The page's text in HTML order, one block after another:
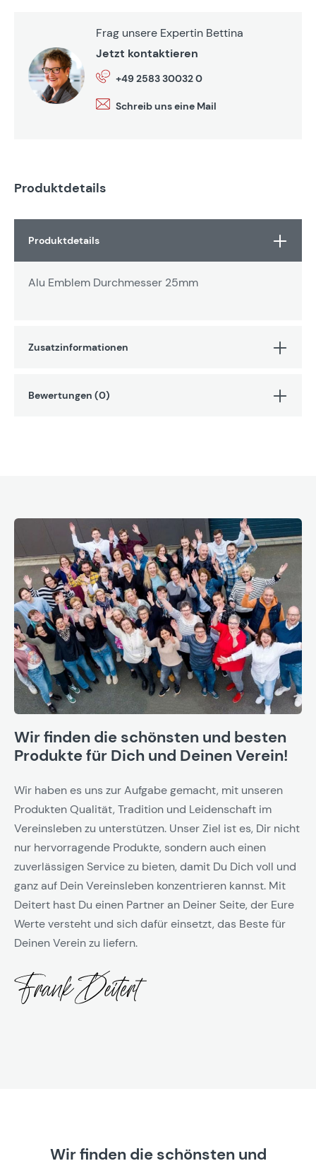
Frag unsere Expertin Bettina
Jetzt kontaktieren
+49 2583 30032 0
Schreib uns eine Mail
Produktdetails
Produktdetails
Alu Emblem Durchmesser 25mm
Zusatzinformationen
Bewertungen (0)
Wir finden die schönsten und besten
Produkte für Dich und Deinen Verein!
Wir haben es uns zur Aufgabe gemacht, mit unseren
Produkten Qualität, Tradition und Leidenschaft im
Vereinsleben zu unterstützen. Unser Ziel ist es, Dir nicht
nur hervorragende Produkte, sondern auch einen
zuverlässigen Service zu bieten, damit Du Dich voll und
ganz auf Dein Vereinsleben konzentrieren kannst. Mit
Deitert hast Du einen Partner an Deiner Seite, der Eure
Werte versteht und sich dafür einsetzt, das Beste für
Deinen Verein zu liefern.
Wir finden die schönsten und